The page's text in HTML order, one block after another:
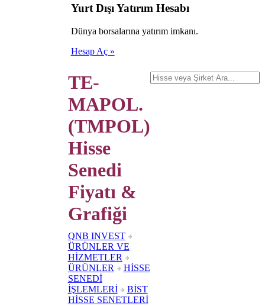
Yurt Dışı Yatırım Hesabı
Dünya borsalarına yatırım imkanı.
Hesap Aç »
TE-
MAPOL.
(TMPOL)
Hisse
Senedi
Fiyatı &
Grafiği
QNB INVEST
ÜRÜNLER VE
HİZMETLER
ÜRÜNLER
HİSSE
SENEDİ
İŞLEMLERİ
BİST
HİSSE SENETLERİ